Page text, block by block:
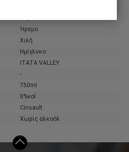
Ήρεμο
Χιλή
Ημίγλυκο
ITATA VALLEY
-
750ml
0%vol
Cinsault
Χωρίς αλκοόλ